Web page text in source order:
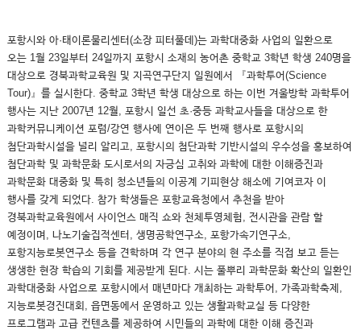
포항시와 아·태이론물리센터(소장 피터풀데)는 과학대중화 사업의 일환으로
오는 1월 23일부터 24일까지 포항시 소재의 농어촌 중학교 3학년 학생 240명을
대상으로 경북과학교육원 및 지곡연구단지 일원에서 『과학투어(Science
Tour)』를 실시한다. 중학교 3학년 학생 대상으로 하는 이번 겨울방학 과학투어
행사는 지난 2007년 12월, 포항시 일선 초·중등 과학교사들을 대상으로 한
과학커뮤니케이션 포럼/강연 행사에 연이은 두 번째 행사로 포항시의
첨단과학시설을 널리 알리고, 포항시의 첨단과학 기반시설의 우수성을 홍보하여
첨단과학 및 과학문화 도시로서의 자긍심 고취와 과학에 대한 이해증진과
과학문화 대중화 및 특히 청소년들의 이공계 기피현상 해소에 기여코자 이
행사를 갖게 되었다. 참가 학생들은 포항교육청에서 추천을 받아
경북과학교육원에서 사이언스 매직 쇼와 천체투영체험, 전시관을 관람 할
예정이며, 나노기술집적센터, 생명공학연구소, 포항가속기연구소,
포항지능로봇연구소 등을 견학하며 각 연구 분야의 현 주소를 직접 보고 듣는
생생한 현장 학습의 기회를 제공받게 된다. 시는 풀뿌리 과학문화 확산의 일환인
과학대중화 사업으로 포항시에서 매년마다 개최하는 과학투어, 가족과학축제,
지능로봇경진대회, 읍면동에서 운영하고 있는 생활과학교실 등 다양한
프로그램과 고급 컨텐츠를 제공하여 시민들의 과학에 대한 이해 증진과